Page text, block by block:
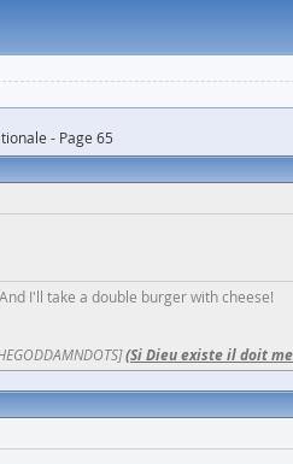
- Page 65
I'll take a double burger with cheese!
(Si Dieu existe il doit